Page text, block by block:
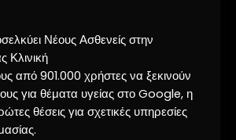
Νέους Ασθενείς στην
Κλινική
από 901.000 χρήστες να ξεκινούν
για θέματα υγείας στο Google, η
θέσεις για σχετικές υπηρεσίες